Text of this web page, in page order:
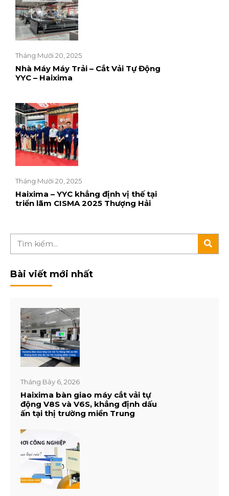
Tháng Mười 20, 2025
Nhà Máy Máy Trải – Cắt Vải Tự Động
YYC – Haixima
Tháng Mười 20, 2025
Haixima – YYC khẳng định vị thế tại
triển lãm CISMA 2025 Thượng Hải
Bài viết mới nhất
Tháng Bảy 6, 2026
Haixima bàn giao máy cắt vải tự
động V8S và V6S, khẳng định dấu
ấn tại thị trường miền Trung